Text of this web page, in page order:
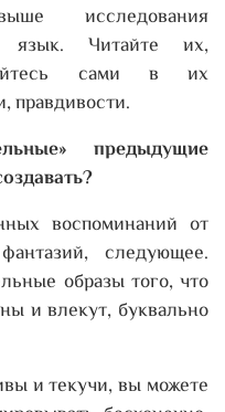
исследования
язык. Читайте их,
сами в их
правдивости.
предыдущие
воспоминаний от
следующее.
образы того, что
и влекут, буквально
и текучи, вы можете